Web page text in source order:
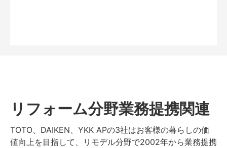
リフォーム分野業務提携関連
TOTO、DAIKEN、YKK APの3社はお客様の暮らしの価
値向上を目指して、リモデル分野で2002年から業務提携